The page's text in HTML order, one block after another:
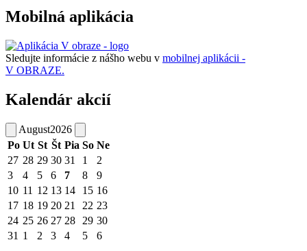
Mobilná aplikácia
Sledujte informácie z nášho webu v mobilnej aplikácii -
V OBRAZE.
Kalendár akcií
August2026
Po Ut St Št Pia So Ne
27 28 29 30 31 1
2
3
4 5 6 7 8
9
10 11 12 13 14 15 16
17 18 19 20 21 22 23
24 25 26 27 28 29 30
31 1 2 3 4 5 6